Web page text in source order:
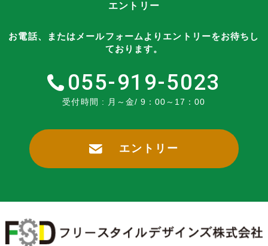
エントリー
お電話、またはメールフォームよりエントリーをお待ちし
ております。
055-919-5023
受付時間 : 月～金/ 9：00～17：00
エントリー